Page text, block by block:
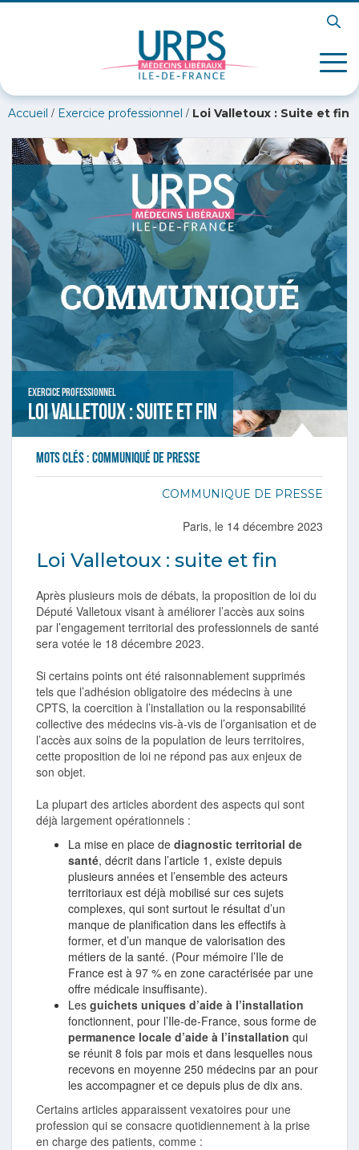
Accueil / Exercice professionnel / Loi Valletoux : Suite et fin
Exercice professionnel
Loi Valletoux : Suite et fin
Mots clés : communiqué de presse
COMMUNIQUE DE PRESSE
Paris, le 14 décembre 2023
Loi Valletoux : suite et fin
Après plusieurs mois de débats, la proposition de loi du
Député Valletoux visant à améliorer l’accès aux soins
par l’engagement territorial des professionnels de santé
sera votée le 18 décembre 2023.
Si certains points ont été raisonnablement supprimés
tels que l’adhésion obligatoire des médecins à une
CPTS, la coercition à l’installation ou la responsabilité
collective des médecins vis-à-vis de l’organisation et de
l’accès aux soins de la population de leurs territoires,
cette proposition de loi ne répond pas aux enjeux de
son objet.
La plupart des articles abordent des aspects qui sont
déjà largement opérationnels :
La mise en place dediagnostic territorial de
santé, décrit dans l’article 1, existe depuis
plusieurs années et l’ensemble des acteurs
territoriaux est déjà mobilisé sur ces sujets
complexes, qui sont surtout le résultat d’un
manque de planification dans les effectifs à
former, et d’un manque de valorisation des
métiers de la santé. (Pour mémoire l’Ile de
France est à 97 % en zone caractérisée par une
offre médicale insuffisante).
Lesguichets uniques d’aide à l’installation
fonctionnent, pour l’Ile-de-France, sous forme de
permanence locale d’aide à l’installation qui
se réunit 8 fois par mois et dans lesquelles nous
recevons en moyenne 250 médecins par an pour
les accompagner et ce depuis plus de dix ans.
Certains articles apparaissent vexatoires pour une
profession qui se consacre quotidiennement à la prise
en charge des patients, comme :